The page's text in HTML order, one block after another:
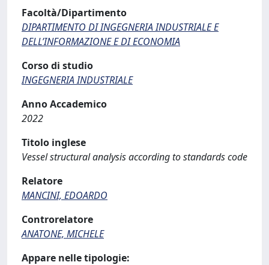
Facoltà/Dipartimento
DIPARTIMENTO DI INGEGNERIA INDUSTRIALE E
DELL’INFORMAZIONE E DI ECONOMIA
Corso di studio
INGEGNERIA INDUSTRIALE
Anno Accademico
2022
Titolo inglese
Vessel structural analysis according to standards code
Relatore
MANCINI, EDOARDO
Controrelatore
ANATONE, MICHELE
Appare nelle tipologie: